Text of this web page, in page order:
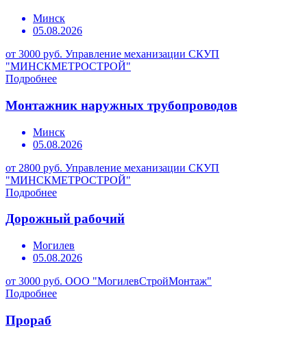
Минск
05.08.2026
от 3000 руб. Управление механизации СКУП
"МИНСКМЕТРОСТРОЙ"
Подробнее
Монтажник наружных трубопроводов
Минск
05.08.2026
от 2800 руб. Управление механизации СКУП
"МИНСКМЕТРОСТРОЙ"
Подробнее
Дорожный рабочий
Могилев
05.08.2026
от 3000 руб. ООО "МогилевСтройМонтаж"
Подробнее
Прораб